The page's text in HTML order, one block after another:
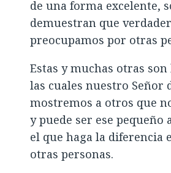
de una forma excelente,
demuestran que
preocupamos por otras
Estas y muchas otras
las cuales nuestro Señor
mostremos a otros que
y puede ser ese pequeño
el que haga la diferencia
otras personas.